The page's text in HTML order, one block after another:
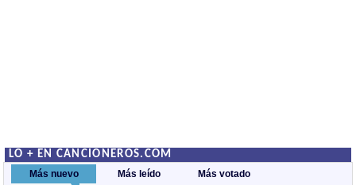
LO + EN CANCIONEROS.COM
Más nuevo Más leído Más votado